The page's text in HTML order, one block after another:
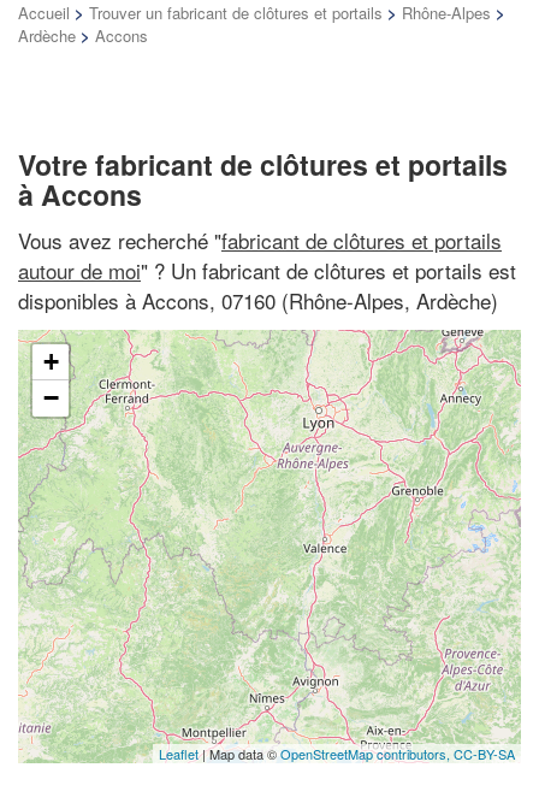
Accueil > Trouver un fabricant de clôtures et portails > Rhône-Alpes >
Ardèche > Accons
Votre fabricant de clôtures et portails
à Accons
Vous avez recherché "fabricant de clôtures et portails
autour de moi" ? Un fabricant de clôtures et portails est
disponibles à Accons, 07160 (Rhône-Alpes, Ardèche)
+
−
Leaflet| Map data ©OpenStreetMap contributors, CC-BY-SA